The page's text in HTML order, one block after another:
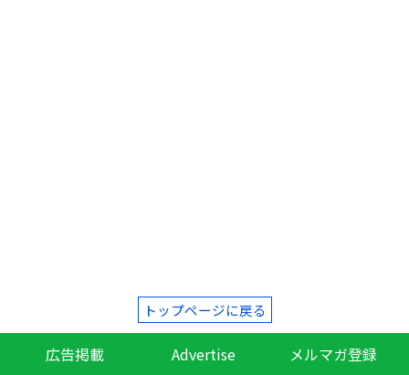
トップページに戻る
広告掲載 Advertise
メルマガ登録